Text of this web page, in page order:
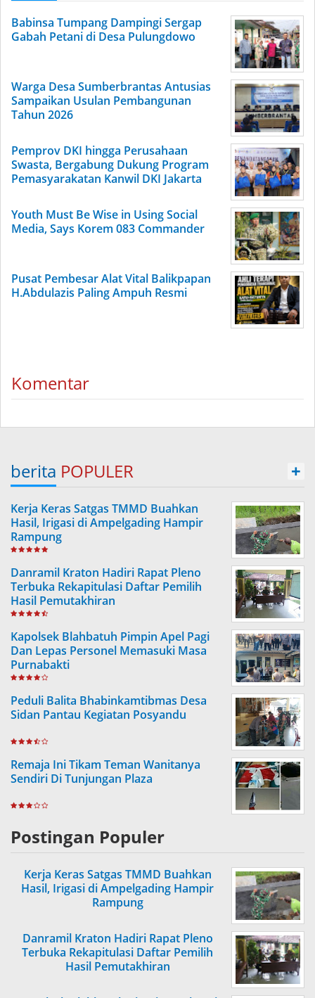
Babinsa Tumpang Dampingi Sergap
Gabah Petani di Desa Pulungdowo
Warga Desa Sumberbrantas Antusias
Sampaikan Usulan Pembangunan
Tahun 2026
Pemprov DKI hingga Perusahaan
Swasta, Bergabung Dukung Program
Pemasyarakatan Kanwil DKI Jakarta
Youth Must Be Wise in Using Social
Media, Says Korem 083 Commander
Pusat Pembesar Alat Vital Balikpapan
H.Abdulazis Paling Ampuh Resmi
Komentar
berita POPULER +
Kerja Keras Satgas TMMD Buahkan
Hasil, Irigasi di Ampelgading Hampir
Rampung
Danramil Kraton Hadiri Rapat Pleno
Terbuka Rekapitulasi Daftar Pemilih
Hasil Pemutakhiran
Kapolsek Blahbatuh Pimpin Apel Pagi
Dan Lepas Personel Memasuki Masa
Purnabakti
Peduli Balita Bhabinkamtibmas Desa
Sidan Pantau Kegiatan Posyandu
Remaja Ini Tikam Teman Wanitanya
Sendiri Di Tunjungan Plaza
Postingan Populer
Kerja Keras Satgas TMMD Buahkan
Hasil, Irigasi di Ampelgading Hampir
Rampung
Danramil Kraton Hadiri Rapat Pleno
Terbuka Rekapitulasi Daftar Pemilih
Hasil Pemutakhiran